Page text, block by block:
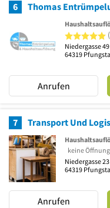
6 Thomas
Niedergasse 49
64319
Anrufen
7 Transport Und
keine
Niedergasse 23
64319
Anrufen